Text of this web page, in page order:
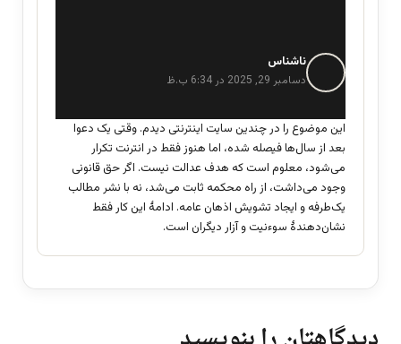
ناشناس
ف
:
دسامبر 29, 2025 در 6:34 ب.ظ
این موضوع را در چندین سایت اینترنتی دیدم. وقتی یک دعوا
بعد از سال‌ها فیصله شده، اما هنوز فقط در انترنت تکرار
می‌شود، معلوم است که هدف عدالت نیست. اگر حق قانونی
وجود می‌داشت، از راه محکمه ثابت می‌شد، نه با نشر مطالب
یک‌طرفه و ایجاد تشویش اذهان عامه. ادامهٔ این کار فقط
نشان‌دهندهٔ سوءنیت و آزار دیگران است.